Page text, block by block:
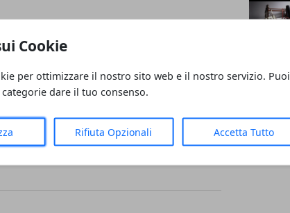
Cookie
per ottimizzare il nostro sito web e il nostro servizio. Puoi
dare il tuo consenso.
Rifiuta Opzionali Accetta Tutto